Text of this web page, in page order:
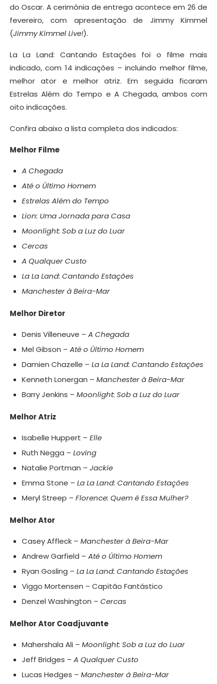
do Oscar. A cerimônia de entrega acontece em 26 de
fevereiro, com apresentação de Jimmy Kimmel
(Jimmy Kimmel Live!).
La La Land: Cantando Estações foi o filme mais
indicado, com 14 indicações – incluindo melhor filme,
melhor ator e melhor atriz. Em seguida ficaram
Estrelas Além do Tempo e A Chegada, ambos com
oito indicações.
Confira abaixo a lista completa dos indicados:
Melhor Filme
A Chegada
Até o Último Homem
Estrelas Além do Tempo
Lion: Uma Jornada para Casa
Moonlight: Sob a Luz do Luar
Cercas
A Qualquer Custo
La La Land: Cantando Estações
Manchester à Beira-Mar
Melhor Diretor
Denis Villeneuve – A Chegada
Mel Gibson – Até o Último Homem
Damien Chazelle – La La Land: Cantando Estações
Kenneth Lonergan – Manchester à Beira-Mar
Barry Jenkins – Moonlight: Sob a Luz do Luar
Melhor Atriz
Isabelle Huppert – Elle
Ruth Negga – Loving
Natalie Portman – Jackie
Emma Stone – La La Land: Cantando Estações
Meryl Streep – Florence: Quem é Essa Mulher?
Melhor Ator
Casey Affleck – Manchester à Beira-Mar
Andrew Garfield – Até o Último Homem
Ryan Gosling – La La Land: Cantando Estações
Viggo Mortensen – Capitão Fantástico
Denzel Washington – Cercas
Melhor Ator Coadjuvante
Mahershala Ali – Moonlight: Sob a Luz do Luar
Jeff Bridges – A Qualquer Custo
Lucas Hedges – Manchester à Beira-Mar